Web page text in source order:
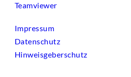
Teamviewer
Impressum
Datenschutz
Hinweisgeberschutz